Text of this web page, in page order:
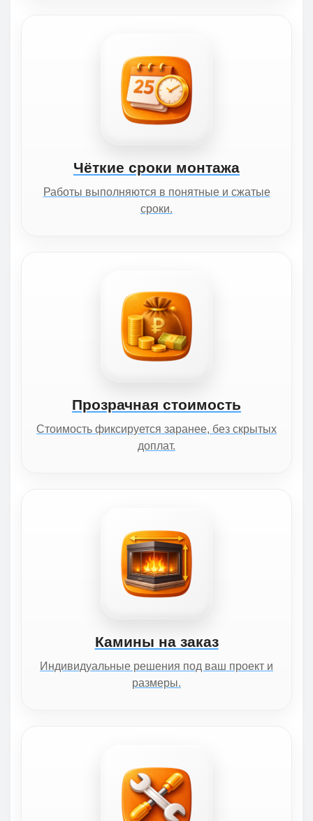
Чёткие сроки монтажа
Работы выполняются в понятные и сжатые
сроки.
Прозрачная стоимость
Стоимость фиксируется заранее, без скрытых
доплат.
Камины на заказ
Индивидуальные решения под ваш проект и
размеры.